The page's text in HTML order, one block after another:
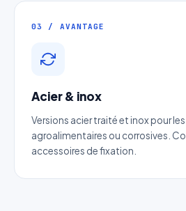
03 / AVANTAGE
Acier & inox
Versions acier traité et inox pour
agroalimentaires ou corrosives.
accessoires de fixation.
Catégorie
Quantité estimée